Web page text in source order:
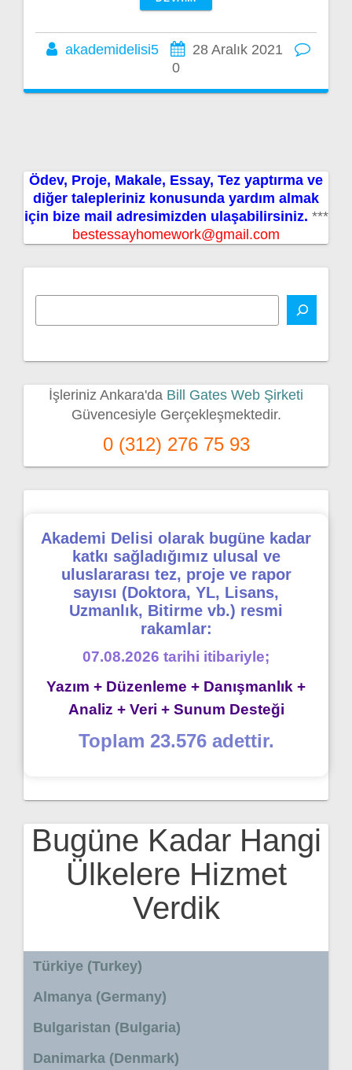
akademidelisi5
28 Aralık 2021
0
Ödev, Proje, Makale, Essay, Tez yaptırma ve
diğer talepleriniz konusunda yardım almak
için bize mail adresimizden ulaşabilirsiniz. ***
bestessayhomework@gmail.com
İşleriniz Ankara'da Bill Gates Web Şirketi
Güvencesiyle Gerçekleşmektedir.
0 (312) 276 75 93
Akademi Delisi olarak bugüne kadar
katkı sağladığımız ulusal ve
uluslararası tez, proje ve rapor
sayısı (Doktora, YL, Lisans,
Uzmanlık, Bitirme vb.) resmi
rakamlar:
07.08.2026 tarihi itibariyle;
Yazım + Düzenleme + Danışmanlık +
Analiz + Veri + Sunum Desteği
Toplam 23.576 adettir.
Bugüne Kadar Hangi
Ülkelere Hizmet
Verdik
Türkiye (Turkey)
Almanya (Germany)
Bulgaristan (Bulgaria)
Danimarka (Denmark)